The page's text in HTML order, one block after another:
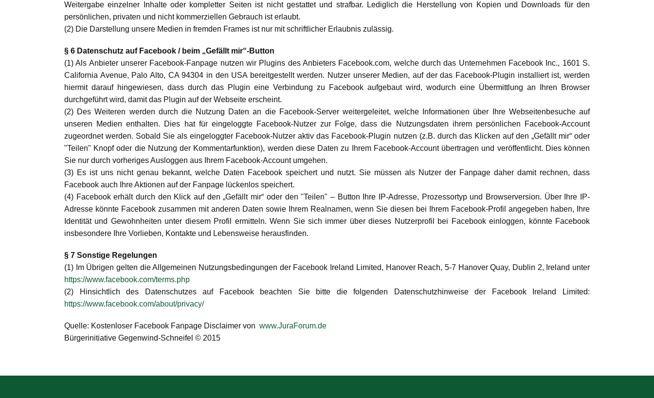
Weitergabe einzelner Inhalte oder kompletter Seiten ist nicht gestattet und strafbar. Lediglich die Herstellung von Kopien und Downloads für den
persönlichen, privaten und nicht kommerziellen Gebrauch ist erlaubt.
(2) Die Darstellung unsere Medien in fremden Frames ist nur mit schriftlicher Erlaubnis zulässig.
§ 6 Datenschutz auf Facebook / beim „Gefällt mir“-Button
(1) Als Anbieter unserer Facebook-Fanpage nutzen wir Plugins des Anbieters Facebook.com, welche durch das Unternehmen Facebook Inc., 1601 S.
California Avenue, Palo Alto, CA 94304 in den USA bereitgestellt werden. Nutzer unserer Medien, auf der das Facebook-Plugin installiert ist, werden
hiermit darauf hingewiesen, dass durch das Plugin eine Verbindung zu Facebook aufgebaut wird, wodurch eine Übermittlung an Ihren Browser
durchgeführt wird, damit das Plugin auf der Webseite erscheint.
(2) Des Weiteren werden durch die Nutzung Daten an die Facebook-Server weitergeleitet, welche Informationen über Ihre Webseitenbesuche auf
unseren Medien enthalten. Dies hat für eingeloggte Facebook-Nutzer zur Folge, dass die Nutzungsdaten ihrem persönlichen Facebook-Account
zugeordnet werden. Sobald Sie als eingeloggter Facebook-Nutzer aktiv das Facebook-Plugin nutzen (z.B. durch das Klicken auf den „Gefällt mir“ oder
"Teilen" Knopf oder die Nutzung der Kommentarfunktion), werden diese Daten zu Ihrem Facebook-Account übertragen und veröffentlicht. Dies können
Sie nur durch vorheriges Ausloggen aus Ihrem Facebook-Account umgehen.
(3) Es ist uns nicht genau bekannt, welche Daten Facebook speichert und nutzt. Sie müssen als Nutzer der Fanpage daher damit rechnen, dass
Facebook auch Ihre Aktionen auf der Fanpage lückenlos speichert.
(4) Facebook erhält durch den Klick auf den „Gefällt mir“ oder den "Teilen" – Button Ihre IP-Adresse, Prozessortyp und Browserversion. Über Ihre IP-
Adresse könnte Facebook zusammen mit anderen Daten sowie Ihrem Realnamen, wenn Sie diesen bei Ihrem Facebook-Profil angegeben haben, Ihre
Identität und Gewohnheiten unter diesem Profil ermitteln. Wenn Sie sich immer über dieses Nutzerprofil bei Facebook einloggen, könnte Facebook
insbesondere Ihre Vorlieben, Kontakte und Lebensweise herausfinden.
§ 7 Sonstige Regelungen
(1) Im Übrigen gelten die Allgemeinen Nutzungsbedingungen der Facebook Ireland Limited, Hanover Reach, 5-7 Hanover Quay, Dublin 2, Ireland unter
https://www.facebook.com/terms.php
(2) Hinsichtlich des Datenschutzes auf Facebook beachten Sie bitte die folgenden Datenschutzhinweise der Facebook Ireland Limited:
https://www.facebook.com/about/privacy/
Quelle: Kostenloser Facebook Fanpage Disclaimer von www.JuraForum.de
Bürgerinitiative Gegenwind-Schneifel © 2015